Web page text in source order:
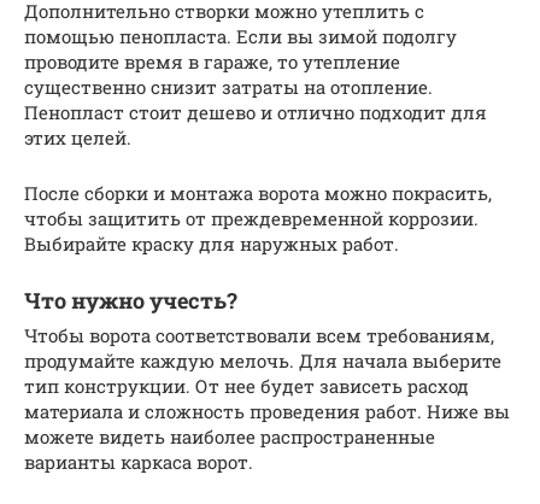
Дополнительно створки можно утеплить с
помощью пенопласта. Если вы зимой подолгу
проводите время в гараже, то утепление
существенно снизит затраты на отопление.
Пенопласт стоит дешево и отлично подходит для
этих целей.
После сборки и монтажа ворота можно покрасить,
чтобы защитить от преждевременной коррозии.
Выбирайте краску для наружных работ.
Что нужно учесть?
Чтобы ворота соответствовали всем требованиям,
продумайте каждую мелочь. Для начала выберите
тип конструкции. От нее будет зависеть расход
материала и сложность проведения работ. Ниже вы
можете видеть наиболее распространенные
варианты каркаса ворот.